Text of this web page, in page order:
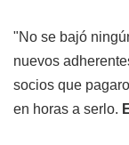
"No se bajó
nuevos
socios que
en horas a serlo.